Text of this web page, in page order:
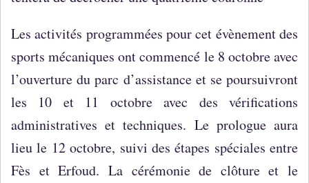
Les activités programmées pour cet évènement des
sports mécaniques ont commencé le 8 octobre avec
l’ouverture du parc d’assistance et se poursuivront
les 10 et 11 octobre avec des vérifications
administratives et techniques. Le prologue aura
lieu le 12 octobre, suivi des étapes spéciales entre
Fès et Erfoud. La cérémonie de clôture et le